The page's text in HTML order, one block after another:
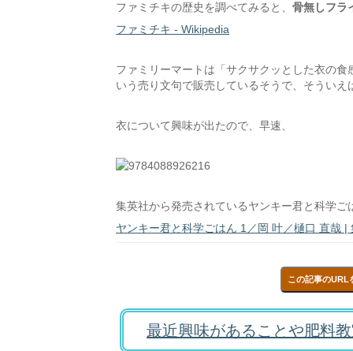
ファミチキの歴史を調べてみると、 骨無しフラ
ファミチキ - Wikipedia
ファミリーマートは「サクサクッとした衣の
いう売り文句で販売しているそうで、そうい
衣について興味が出たので、早速、
集英社から発売されているヤンキー君と科学
ヤンキー君と科学ごはん 1／岡 叶／樋口
この記事のURL
最近興味があることや肥料